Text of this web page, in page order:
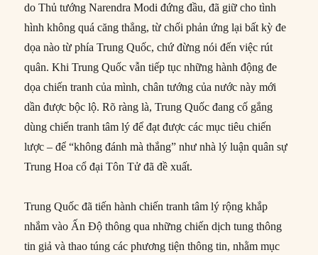
do Thủ tướng Narendra Modi đứng đầu, đã giữ cho tình
hình không quá căng thẳng, từ chối phản ứng lại bất kỳ đe
dọa nào từ phía Trung Quốc, chứ đừng nói đến việc rút
quân. Khi Trung Quốc vẫn tiếp tục những hành động đe
dọa chiến tranh của mình, chân tướng của nước này mới
dần được bộc lộ. Rõ ràng là, Trung Quốc đang cố gắng
dùng chiến tranh tâm lý để đạt được các mục tiêu chiến
lược – để “không đánh mà thắng” như nhà lý luận quân sự
Trung Hoa cổ đại Tôn Tử đã đề xuất.
Trung Quốc đã tiến hành chiến tranh tâm lý rộng khắp
nhắm vào Ấn Độ thông qua những chiến dịch tung thông
tin giả và thao túng các phương tiện thông tin, nhằm mục